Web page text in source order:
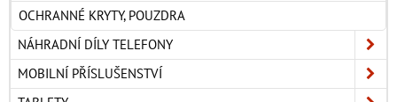
OCHRANNÉ KRYTY, POUZDRA
NÁHRADNÍ DÍLY TELEFONY
MOBILNÍ PŘÍSLUŠENSTVÍ